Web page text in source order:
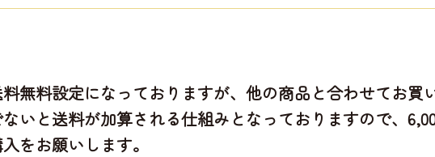
無料設定になっておりますが、他の商品と合わせてお買
いと送料が加算される仕組みとなっておりますので、
をお願いします。